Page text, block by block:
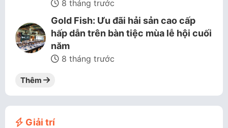
8 tháng trước
Gold Fish: Ưu đãi hải sản cao cấp
hấp dẫn trên bàn tiệc mùa lễ hội cuối
năm
8 tháng trước
Thêm
Giải trí